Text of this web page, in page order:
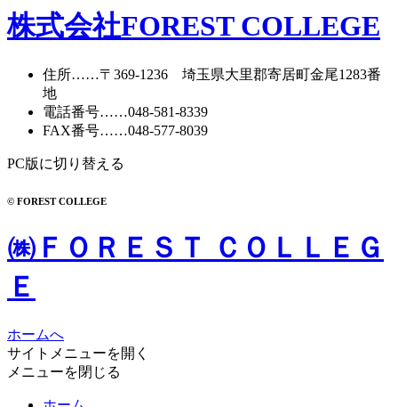
株式会社FOREST COLLEGE
住所……〒369-1236 埼玉県大里郡寄居町金尾1283番
地
電話番号……048-581-8339
FAX番号……048-577-8039
PC版に切り替える
© FOREST COLLEGE
㈱ＦＯＲＥＳＴ ＣＯＬＬＥＧ
Ｅ
ホームへ
サイトメニューを開く
メニューを閉じる